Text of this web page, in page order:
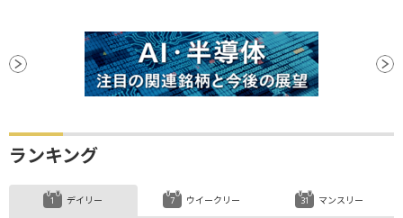
ランキング
デイリー ウイークリー マンスリー